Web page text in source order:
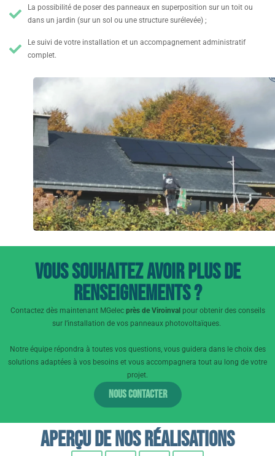
La possibilité de poser des panneaux en superposition sur un toit ou
dans un jardin (sur un sol ou une structure surélevée) ;
Le suivi de votre installation et un accompagnement administratif
complet.
Vous souhaitez avoir plus de
renseignements ?
Contactez dès maintenant MGelec près de Viroinval pour obtenir des conseils
sur l’installation de vos panneaux photovoltaïques.
Notre équipe répondra à toutes vos questions, vous guidera dans le choix des
solutions adaptées à vos besoins et vous accompagnera tout au long de votre
projet.
Nous contacter
Aperçu de nos réalisations